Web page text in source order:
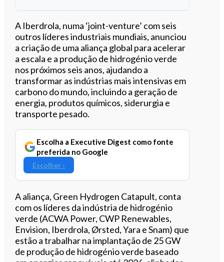
Ouvir este artigo
A Iberdrola, numa ‘joint-venture’ com seis
outros líderes industriais mundiais, anunciou
a criação de uma aliança global para acelerar
a escala e a produção de hidrogénio verde
nos próximos seis anos, ajudando a
transformar as indústrias mais intensivas em
carbono do mundo, incluindo a geração de
energia, produtos químicos, siderurgia e
transporte pesado.
Escolha a Executive Digest como fonte
preferida no Google
Escolher ›
A aliança, Green Hydrogen Catapult, conta
com os líderes da indústria de hidrogénio
verde (ACWA Power, CWP Renewables,
Envision, Iberdrola, Ørsted, Yara e Snam) que
estão a trabalhar na implantação de 25 GW
de produção de hidrogénio verde baseado